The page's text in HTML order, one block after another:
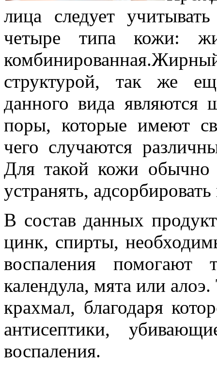
лица следует
четыре типа кожи:
комбинированная.Жирный
структурой, так же
данного вида являются
поры, которые имеют
чего случаются
Для такой кожи обычно
устранять,
В состав данных
цинк, спирты,
воспаления
календула, мята или
крахмал, благодаря
антисептики,
воспаления.